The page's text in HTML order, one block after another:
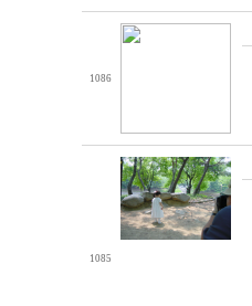
1086
1085